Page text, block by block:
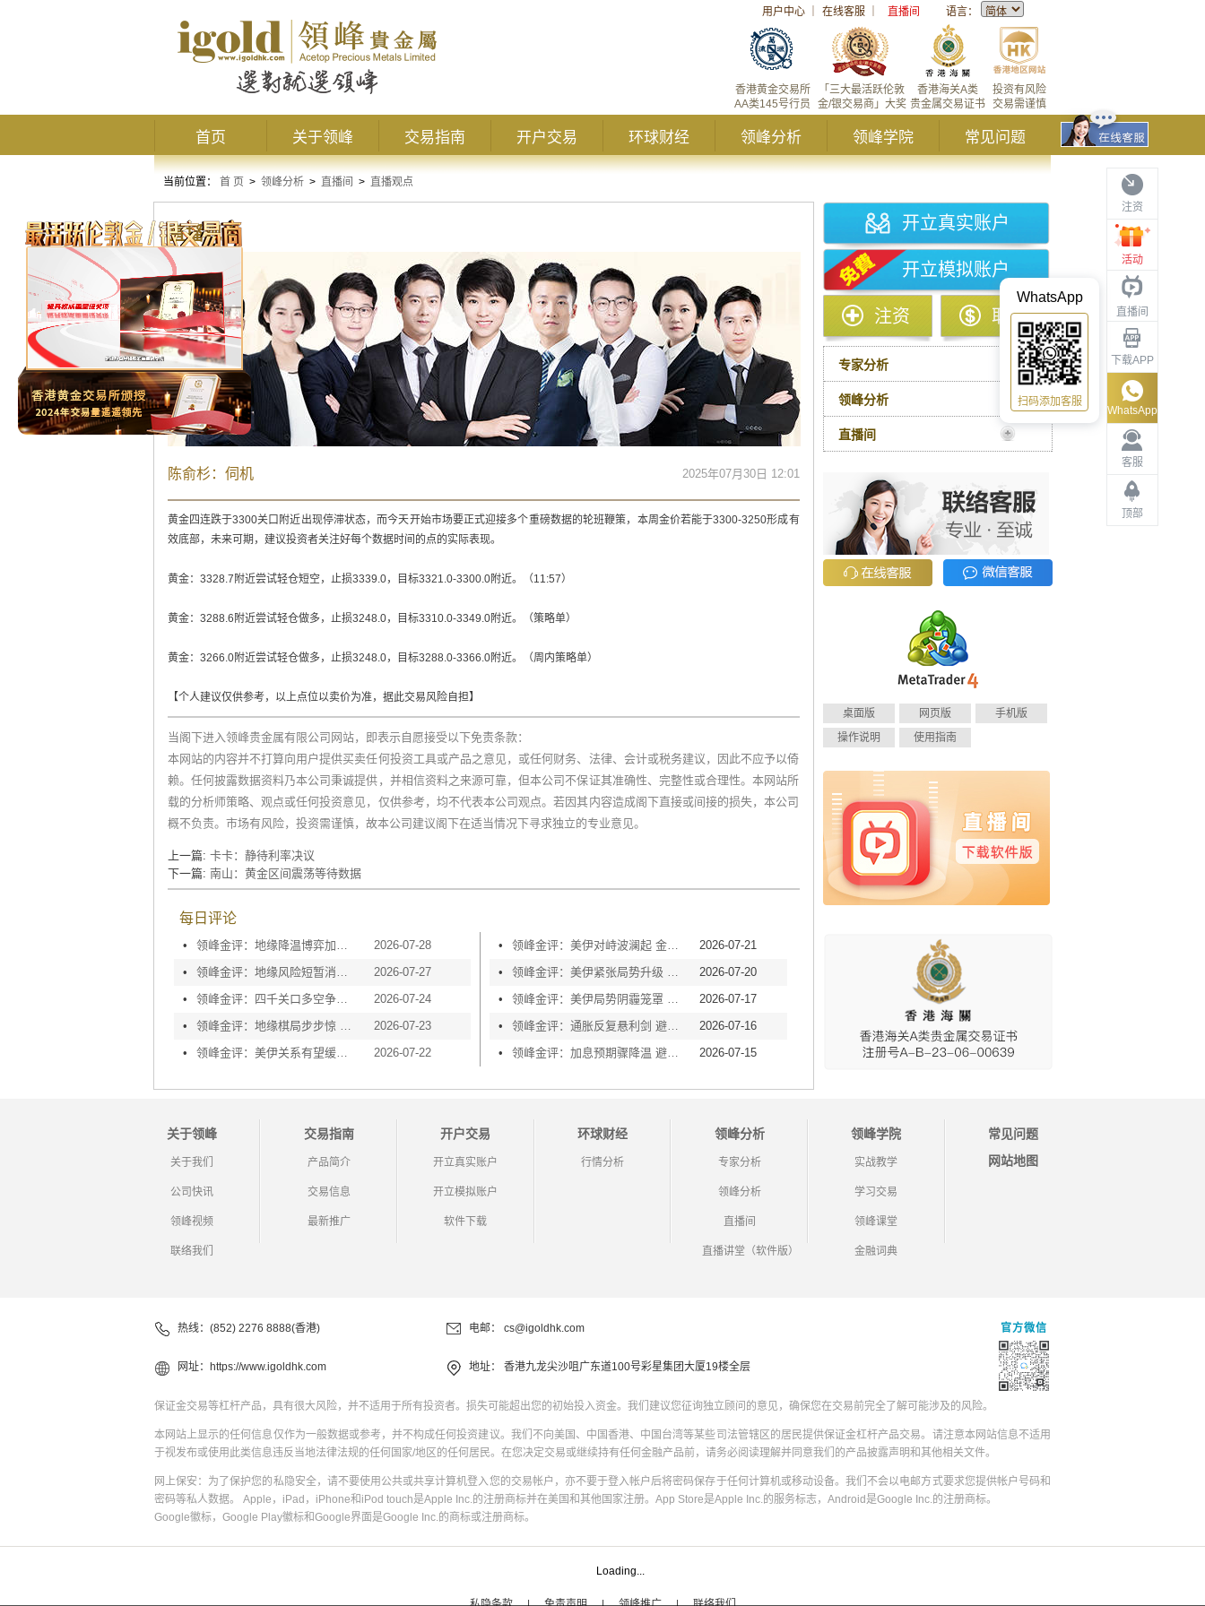
用户中心 在线客服 直播间 语言：
投资有风险
交易需谨慎
香港海关A类
贵金属交易证书
「三大最活跃伦敦
金/银交易商」大奖
香港黄金交易所
AA类145号行员
首页 关于领峰 交易指南 开户交易 环球财经 领峰分析 领峰学院 常见问题
注资
活动
直播间
下载APP
客服
顶部
WhatsApp
WhatsApp
扫码添加客服
当前位置： 首 页 > 领峰分析 > 直播间 > 直播观点
直播观点
陈俞杉：伺机 2025年07月30日 12:01
黄金四连跌于3300关口附近出现停滞状态，而今天开始市场要正式迎接多个重磅数据的轮班鞭策，本周金价若能于3300-3250形成有
效底部，未来可期，建议投资者关注好每个数据时间的点的实际表现。
黄金：3328.7附近尝试轻仓短空，止损3339.0，目标3321.0-3300.0附近。（11:57）
黄金：3288.6附近尝试轻仓做多，止损3248.0，目标3310.0-3349.0附近。（策略单）
黄金：3266.0附近尝试轻仓做多，止损3248.0，目标3288.0-3366.0附近。（周内策略单）
【个人建议仅供参考，以上点位以卖价为准，据此交易风险自担】
当阁下进入领峰贵金属有限公司网站，即表示自愿接受以下免责条款：
本网站的内容并不打算向用户提供买卖任何投资工具或产品之意见，或任何财务、法律、会计或税务建议，因此不应予以倚
赖。任何披露数据资料乃本公司秉诚提供，并相信资料之来源可靠，但本公司不保证其准确性、完整性或合理性。本网站所
载的分析师策略、观点或任何投资意见，仅供参考，均不代表本公司观点。若因其内容造成阁下直接或间接的损失，本公司
概不负责。市场有风险，投资需谨慎，故本公司建议阁下在适当情况下寻求独立的专业意见。
上一篇: 卡卡：静待利率决议
下一篇: 南山：黄金区间震荡等待数据
每日评论
•
2026-07-28
•
2026-07-27
•
领峰金评：四千关口多空争夺 加息阴云笼罩金市
2026-07-24
•
2026-07-23
•
领峰金评：美伊关系有望缓和 黄金趁势迅速反弹 2026-07-22
•
2026-07-21
•
2026-07-20
•
2026-07-17
•
2026-07-16
•
2026-07-15
开立真实账户
开立模拟账户
注资 取款
专家分析
领峰分析
直播间
桌面版 网页版
手机版
操作说明
使用指南
关于领峰
关于我们
公司快讯
领峰视频
联络我们
交易指南
产品简介
交易信息
最新推广
开户交易
开立真实账户
开立模拟账户
软件下载
环球财经
行情分析
领峰分析
专家分析
领峰分析
直播间
直播讲堂（软件版）
领峰学院
实战教学
学习交易
领峰课堂
金融词典
常见问题
网站地图
热线：(852) 2276 8888(香港) 电邮： cs@igoldhk.com
网址： https://www.igoldhk.com 地址： 香港九龙尖沙咀广东道100号彩星集团大厦19楼全层
官方微信
保证金交易等杠杆产品，具有很大风险，并不适用于所有投资者。损失可能超出您的初始投入资金。我们建议您征询独立顾问的意见，确保您在交易前完全了解可能涉及的风险。
本网站上显示的任何信息仅作为一般数据或参考，并不构成任何投资建议。我们不向美国、中国香港、中国台湾等某些司法管辖区的居民提供保证金杠杆产品交易。请注意本网站信息不适用
于视发布或使用此类信息违反当地法律法规的任何国家/地区的任何居民。在您决定交易或继续持有任何金融产品前，请务必阅读理解并同意我们的产品披露声明和其他相关文件。
网上保安：为了保护您的私隐安全，请不要使用公共或共享计算机登入您的交易帐户，亦不要于登入帐户后将密码保存于任何计算机或移动设备。我们不会以电邮方式要求您提供帐户号码和
密码等私人数据。 Apple，iPad，iPhone和iPod touch是Apple Inc.的注册商标并在美国和其他国家注册。App Store是Apple Inc.的服务标志，Android是Google Inc.的注册商标。
Google徽标，Google Play徽标和Google界面是Google Inc.的商标或注册商标。
Loading...